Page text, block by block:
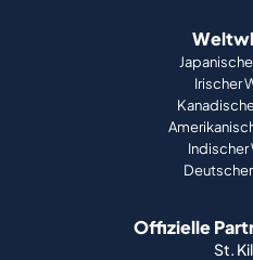
Irischer
Indischer
Offizielle
St.